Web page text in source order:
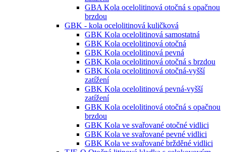
GBA Kola ocelolitinová otočná s opačnou
brzdou
GBK - kola ocelolitinová kuličková
GBK Kola ocelolitinová samostatná
GBK Kola ocelolitinová otočná
GBK Kola ocelolitinová pevná
GBK Kola ocelolitinová otočná s brzdou
GBK Kola ocelolitinová otočná-vyšší
zatížení
GBK Kola ocelolitinová pevná-vyšší
zatížení
GBK Kola ocelolitinová otočná s opačnou
brzdou
GBK Kola ve svařované otočné vidlici
GBK Kola ve svařované pevné vidlici
GBK Kola ve svařované bržděné vidlici